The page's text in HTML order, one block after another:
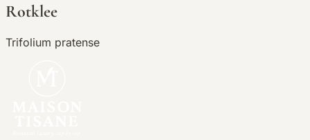
Rotklee
Trifolium pratense